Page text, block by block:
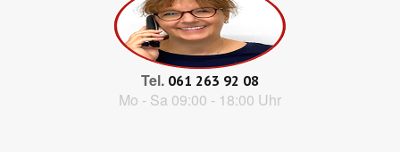
Tel. 061 263 92 08
Mo - Sa 09:00 - 18:00 Uhr